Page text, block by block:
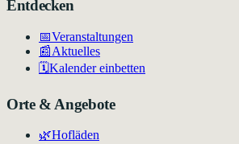
Entdecken
📅Veranstaltungen
📰Aktuelles
🗓️Kalender einbetten
Orte & Angebote
🌿Hofläden